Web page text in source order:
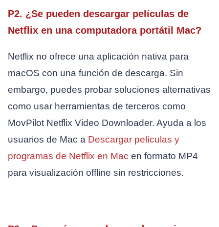
P2. ¿Se pueden descargar películas de
Netflix en una computadora portátil Mac?
Netflix no ofrece una aplicación nativa para
macOS con una función de descarga. Sin
embargo, puedes probar soluciones alternativas
como usar herramientas de terceros como
MovPilot Netflix Video Downloader. Ayuda a los
usuarios de Mac a Descargar películas y
programas de Netflix en Mac en formato MP4
para visualización offline sin restricciones.